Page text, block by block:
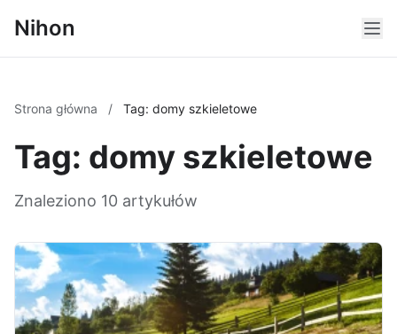
Nihon
Strona główna / Tag: domy szkieletowe
Tag: domy szkieletowe
Znaleziono 10 artykułów